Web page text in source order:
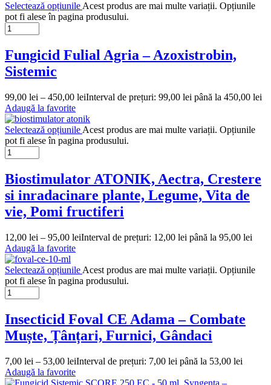
Selectează opțiunile Acest produs are mai multe variații. Opțiunile
pot fi alese în pagina produsului.
Fungicid Fulial Agria – Azoxistrobin,
Sistemic
99,00 lei – 450,00 leiInterval de prețuri: 99,00 lei până la 450,00 lei
Adaugă la favorite
Selectează opțiunile Acest produs are mai multe variații. Opțiunile
pot fi alese în pagina produsului.
Biostimulator ATONIK, Aectra, Crestere
si inradacinare plante, Legume, Vita de
vie, Pomi fructiferi
12,00 lei – 95,00 leiInterval de prețuri: 12,00 lei până la 95,00 lei
Adaugă la favorite
Selectează opțiunile Acest produs are mai multe variații. Opțiunile
pot fi alese în pagina produsului.
Insecticid Foval CE Adama – Combate
Muște, Țânțari, Furnici, Gândaci
7,00 lei – 53,00 leiInterval de prețuri: 7,00 lei până la 53,00 lei
Adaugă la favorite